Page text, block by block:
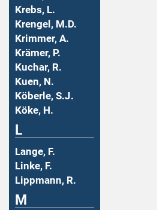
Krebs, L.
Krengel, M.D.
Krimmer, A.
Krämer, P.
Kuchar, R.
Kuen, N.
Köberle, S.J.
Köke, H.
L
Lange, F.
Linke, F.
Lippmann, R.
M